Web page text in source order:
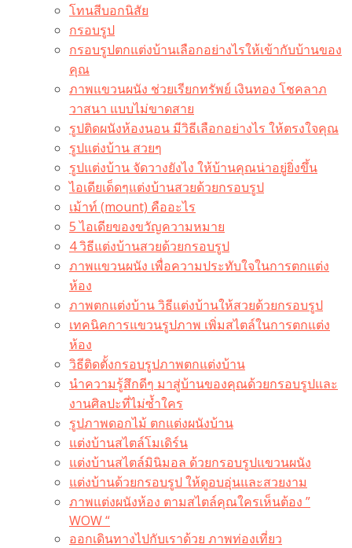
โทนสีบอกนิสัย
กรอบรูป
กรอบรูปตกแต่งบ้านเลือกอย่างไรให้เข้ากับบ้านของ
คุณ
ภาพแขวนผนัง ช่วยเรียกทรัพย์ เงินทอง โชคลาภ
วาสนา แบบไม่ขาดสาย
รูปติดผนังห้องนอน มีวิธีเลือกอย่างไร ให้ตรงใจคุณ
รูปแต่งบ้าน สวยๆ
รูปแต่งบ้าน จัดวางยังไง ให้บ้านคุณน่าอยู่ยิ่งขึ้น
ไอเดียเด็ดๆแต่งบ้านสวยด้วยกรอบรูป
เม้าท์ (mount) คืออะไร​
5 ไอเดียของขวัญความหมาย
4 วิธีแต่งบ้านสวยด้วยกรอบรูป
ภาพแขวนผนัง เพื่อความประทับใจในการตกแต่ง
ห้อง
ภาพตกแต่งบ้าน วิธีแต่งบ้านให้สวยด้วยกรอบรูป
เทคนิคการแขวนรูปภาพ เพิ่มสไตล์ในการตกแต่ง
ห้อง
วิธีติดตั้งกรอบรูปภาพตกแต่งบ้าน
นำความรู้สึกดีๆ มาสู่บ้านของคุณด้วยกรอบรูปและ
งานศิลปะที่ไม่ซ้ำใคร
รูปภาพดอกไม้ ตกแต่งผนังบ้าน
แต่งบ้านสไตล์โมเดิร์น
แต่งบ้านสไตล์มินิมอล ด้วยกรอบรูปแขวนผนัง
แต่งบ้านด้วยกรอบรูป ให้ดูอบอุ่นและสวยงาม
ภาพแต่งผนังห้อง ตามสไตล์คุณใครเห็นต้อง ”
WOW “
ออกเดินทางไปกับเราด้วย ภาพท่องเที่ยว